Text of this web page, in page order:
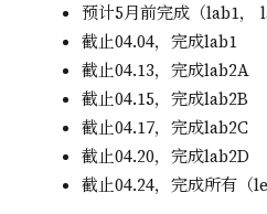
预计5月前完成（lab1，
截止04.04，完成lab1
截止04.13，完成lab2A
截止04.15，完成lab2B
截止04.17，完成lab2C
截止04.20，完成lab2D
截止04.24，完成所有（